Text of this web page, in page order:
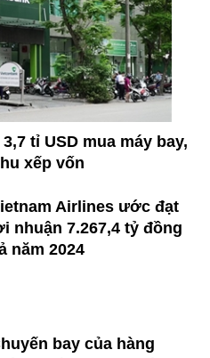
tỉ USD mua máy bay,
xếp vốn
Airlines ước đạt
nhuận 7.267,4 tỷ đồng
năm 2024
bay của hàng